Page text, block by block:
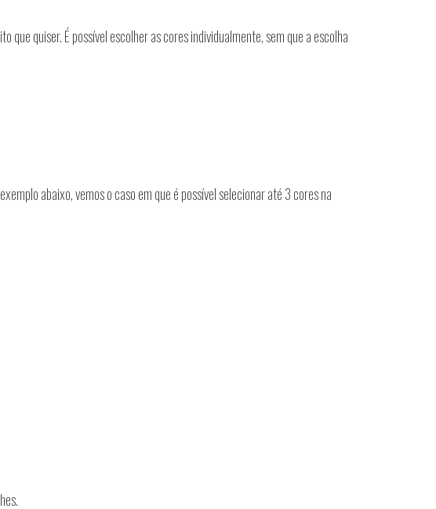
quiser. É possível escolher as cores individualmente, sem que a escolha
abaixo, vemos o caso em que é possível selecionar até 3 cores na